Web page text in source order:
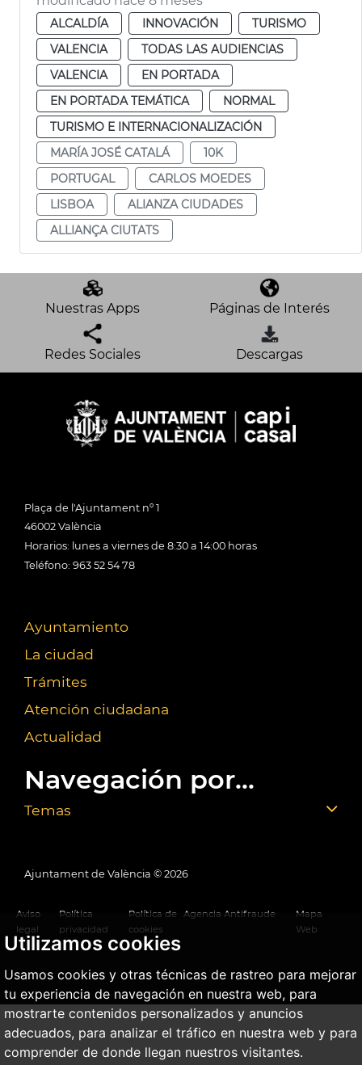
Utilizamos cookies
Usamos cookies y otras técnicas de rastreo para mejorar
tu experiencia de navegación en nuestra web, para
mostrarte contenidos personalizados y anuncios
adecuados, para analizar el tráfico en nuestra web y para
comprender de donde llegan nuestros visitantes.
ALCALDÍA INNOVACIÓN
TURISMO
VALENCIA
TODAS LAS AUDIENCIAS
VALENCIA
EN PORTADA
EN PORTADA TEMÁTICA
NORMAL
TURISMO E INTERNACIONALIZACIÓN
MARÍA JOSÉ CATALÁ
10K
PORTUGAL
CARLOS MOEDES
LISBOA
ALIANZA CIUDADES
ALLIANÇA CIUTATS
Nuestras Apps Páginas de Interés
Redes Sociales Descargas
Plaça de l'Ajuntament nº 1
46002 València
Horarios: lunes a viernes de 8:30 a 14:00 horas
Teléfono: 963 52 54 78
Ayuntamiento
La ciudad
Trámites
Atención ciudadana
Actualidad
Navegación por...
Temas
Ajuntament de València © 2026
Aviso
legal
Política
privacidad
Política de
cookies
Agencia Antifraude
Mapa
Web